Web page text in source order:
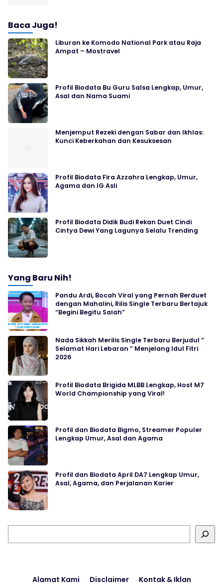
Baca Juga!
Liburan ke Komodo National Park atau Raja
Ampat – Mostravel
Profil Biodata Bu Guru Salsa Lengkap, Umur,
Asal dan Nama Suami
Menjemput Rezeki dengan Sabar dan Ikhlas:
Kunci Keberkahan dan Kesuksesan
Profil Biodata Fira Azzahra Lengkap, Umur,
Agama dan IG Asli
Profil Biodata Didik Budi Rekan Duet Cindi
Cintya Dewi Yang Lagunya Selalu Trending
Yang Baru Nih!
Pandu Ardi, Bocah Viral yang Pernah Berduet
dengan Mahalini, Rilis Single Terbaru Bertajuk
“Begini Begitu Salah”
Nada Sikkah Merilis Single Terbaru Berjudul “
Selamat Hari Lebaran ” Menjelang Idul Fitri
2026
Profil Biodata Brigida MLBB Lengkap, Host M7
World Championship yang Viral!
Profil dan Biodata Bigmo, Streamer Populer
Lengkap Umur, Asal dan Agama
Profil dan Biodata April DA7 Lengkap Umur,
Asal, Agama, dan Perjalanan Karier
Alamat Kami Disclaimer Kontak & Iklan